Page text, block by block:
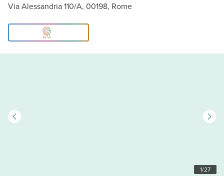
Via Alessandria 110/A, 00198, Rome
1/27